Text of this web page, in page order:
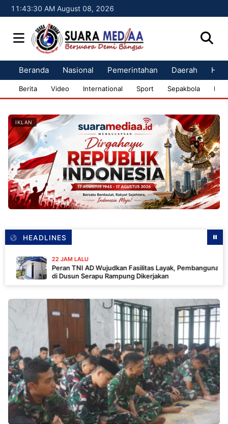
11:43:31 AM August 08, 2026
Beranda Nasional Pemerintahan Daerah
Berita Video International Sport Sepakbola
IKLAN
HEADLINES
22 JAM LALU
Peran TNI AD Wujudkan Fasilitas Layak, Pembangunan MCK
di Dusun Serapu Rampung Dikerjakan